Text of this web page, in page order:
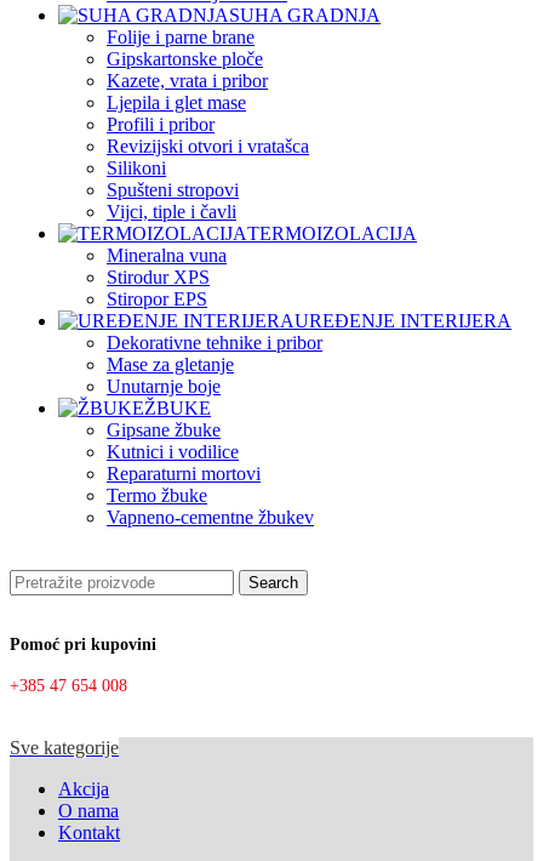
SUHA GRADNJA
Folije i parne brane
Gipskartonske ploče
Kazete, vrata i pribor
Ljepila i glet mase
Profili i pribor
Revizijski otvori i vratašca
Silikoni
Spušteni stropovi
Vijci, tiple i čavli
TERMOIZOLACIJA
Mineralna vuna
Stirodur XPS
Stiropor EPS
UREĐENJE INTERIJERA
Dekorativne tehnike i pribor
Mase za gletanje
Unutarnje boje
ŽBUKE
Gipsane žbuke
Kutnici i vodilice
Reparaturni mortovi
Termo žbuke
Vapneno-cementne žbukev
Search
Pomoć pri kupovini
+385 47 654 008
Sve kategorije
Akcija
O nama
Kontakt